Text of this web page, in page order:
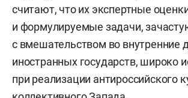
считают, что их экспертные
и формулируемые задачи,
с вмешательством во внутренние
иностранных государств, широко
при реализации антироссийского